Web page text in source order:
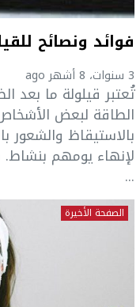
فوائد ونصائح
3 سنوات، 8 أشهر ago
تُعتبر قيلولة ما بعد
الطاقة لبعض
بالاستيقاظ والشعور
لإنهاء يومهم بنشاط.
...
الصفحة الأخيرة